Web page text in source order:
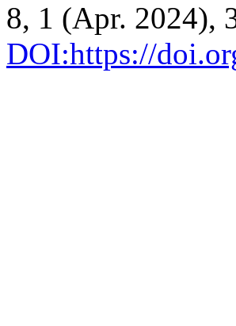
8, 1 (Apr. 2024),
DOI:https://